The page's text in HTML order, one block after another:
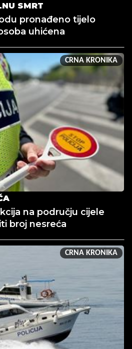
SMRT
pronađeno tijelo
uhićena
CRNA KRONIKA
na području cijele
broj nesreća
CRNA KRONIKA